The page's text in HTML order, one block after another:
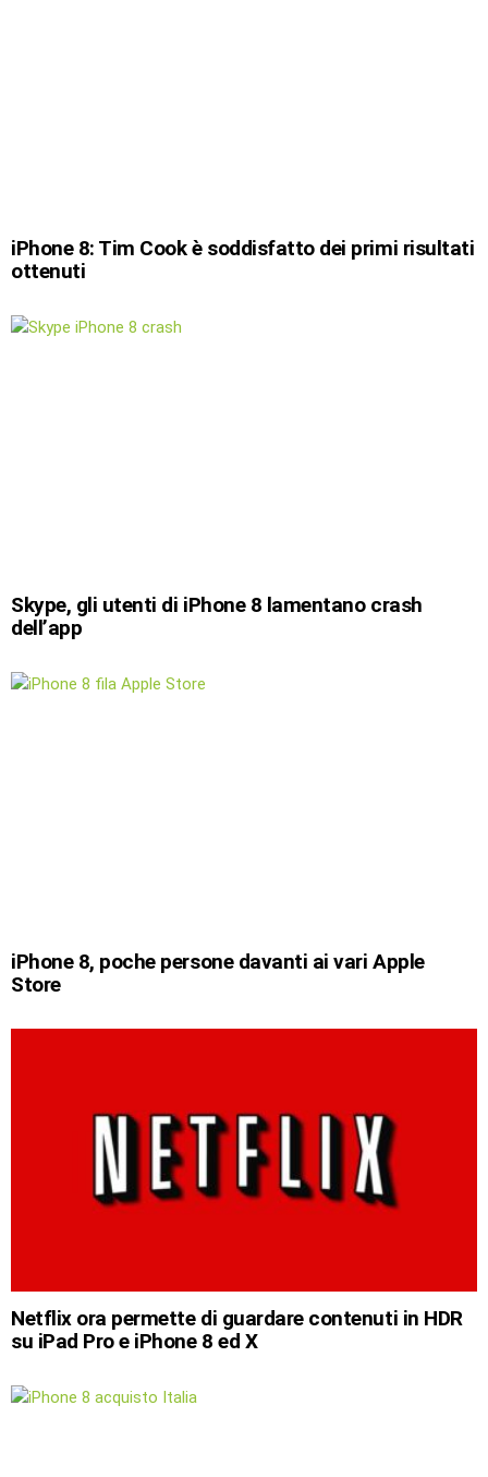
iPhone 8: Tim Cook è soddisfatto dei primi risultati
ottenuti
Skype, gli utenti di iPhone 8 lamentano crash
dell’app
iPhone 8, poche persone davanti ai vari Apple
Store
Netflix ora permette di guardare contenuti in HDR
su iPad Pro e iPhone 8 ed X